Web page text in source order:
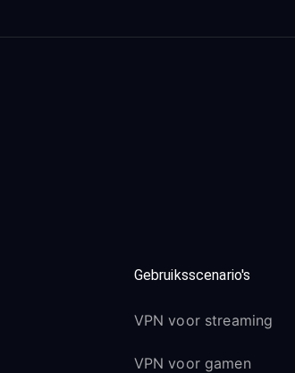
Gebruiksscenario's
VPN voor streaming
VPN voor gamen